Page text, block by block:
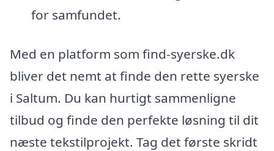
for samfundet.
Med en platform som find-syerske.dk
bliver det nemt at finde den rette syerske
i Saltum. Du kan hurtigt sammenligne
tilbud og finde den perfekte løsning til dit
næste tekstilprojekt. Tag det første skridt